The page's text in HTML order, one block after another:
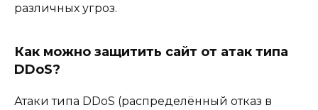
различных угроз.
Как можно защитить сайт от атак типа
DDoS?
Атаки типа DDoS (распределённый отказ в